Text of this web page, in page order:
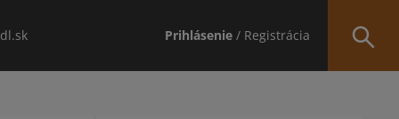
Prihlásenie / Registrácia